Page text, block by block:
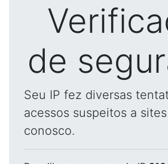
de
Seu IP fez diversas
acessos suspeitos a
conosco.